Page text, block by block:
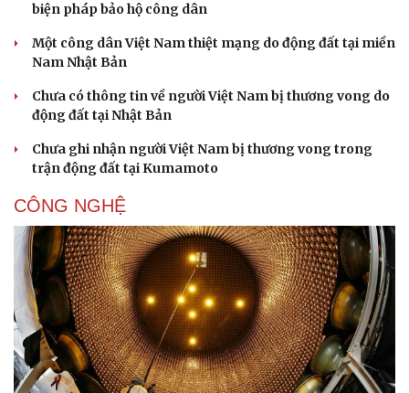
biện pháp bảo hộ công dân
Một công dân Việt Nam thiệt mạng do động đất tại miền
Nam Nhật Bản
Chưa có thông tin về người Việt Nam bị thương vong do
động đất tại Nhật Bản
Chưa ghi nhận người Việt Nam bị thương vong trong
trận động đất tại Kumamoto
CÔNG NGHỆ